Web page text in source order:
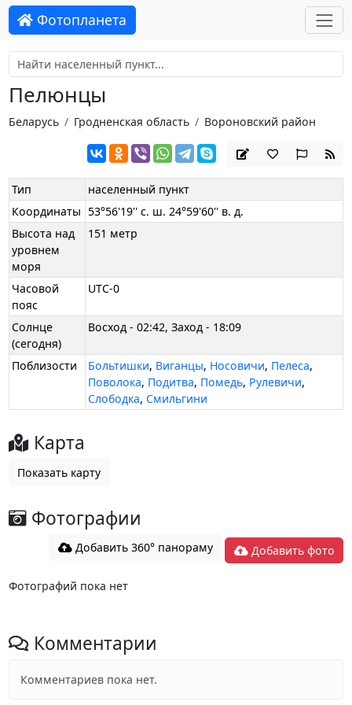
Фотопланета
Пелюнцы
Беларусь Гродненская область Вороновский район
Тип
населенный пункт
Координаты 53°56'19'' с. ш. 24°59'60'' в. д.
Высота над
уровнем
моря
151 метр
Часовой
пояс
UTC-0
Солнце
(сегодня)
Восход - 02:42, Заход - 18:09
Поблизости Больтишки, Виганцы, Носовичи, Пелеса,
Поволока, Подитва, Помедь, Рулевичи,
Слободка, Смильгини
Карта
Показать карту
Фотографии
Добавить 360° панораму Добавить фото
Фотографий пока нет
Комментарии
Комментариев пока нет.